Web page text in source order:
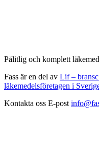
Pålitlig och komplett
Fass är en del av Lif –
läkemedelsföretagen i
Kontakta oss E-post